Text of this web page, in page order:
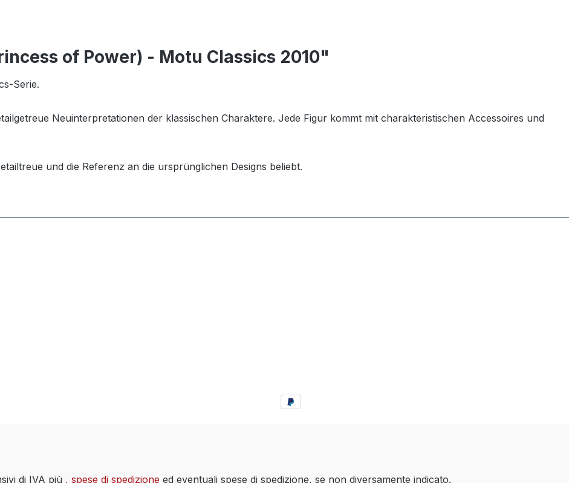
of Power) - Motu Classics 2010"
Serie.
Neuinterpretationen der klassischen Charaktere. Jede Figur kommt mit charakteristischen Accessoires und
und die Referenz an die ursprünglichen Designs beliebt.
di IVA più , spese di spedizione ed eventuali spese di spedizione, se non diversamente indicato.